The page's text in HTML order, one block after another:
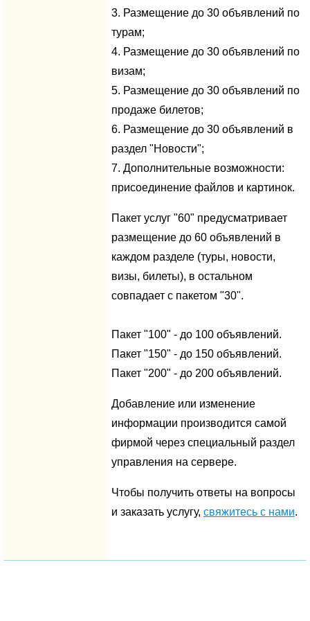
3. Размещение до 30 объявлений по
турам;
4. Размещение до 30 объявлений по
визам;
5. Размещение до 30 объявлений по
продаже билетов;
6. Размещение до 30 объявлений в
раздел "Новости";
7. Дополнительные возможности:
присоединение файлов и картинок.
Пакет услуг "60" предусматривает
размещение до 60 объявлений в
каждом разделе (туры, новости,
визы, билеты), в остальном
совпадает с пакетом "30".
Пакет "100" - до 100 объявлений.
Пакет "150" - до 150 объявлений.
Пакет "200" - до 200 объявлений.
Добавление или изменение
информации производится самой
фирмой через специальный раздел
управления на сервере.
Чтобы получить ответы на вопросы
и заказать услугу, свяжитесь с нами.